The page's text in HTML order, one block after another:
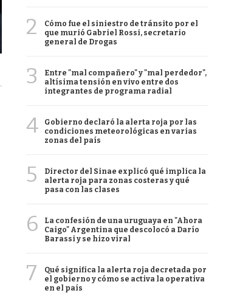
2
Cómo fue el siniestro de tránsito por el
que murió Gabriel Rossi, secretario
general de Drogas
3
Entre "mal compañero" y "mal perdedor",
altísima tensión en vivo entre dos
integrantes de programa radial
4
Gobierno declaró la alerta roja por las
condiciones meteorológicas en varias
zonas del país
5
Director del Sinae explicó qué implica la
alerta roja para zonas costeras y qué
pasa con las clases
6
La confesión de una uruguaya en "Ahora
Caigo" Argentina que descolocó a Darío
Barassi y se hizo viral
7
Qué significa la alerta roja decretada por
el gobierno y cómo se activa la operativa
en el país